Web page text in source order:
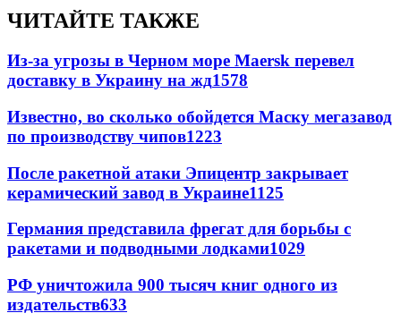
ЧИТАЙТЕ ТАКЖЕ
Из-за угрозы в Черном море Maersk перевел
доставку в Украину на жд1578
Известно, во сколько обойдется Маску мегазавод
по производству чипов1223
После ракетной атаки Эпицентр закрывает
керамический завод в Украине1125
Германия представила фрегат для борьбы с
ракетами и подводными лодками1029
РФ уничтожила 900 тысяч книг одного из
издательств633